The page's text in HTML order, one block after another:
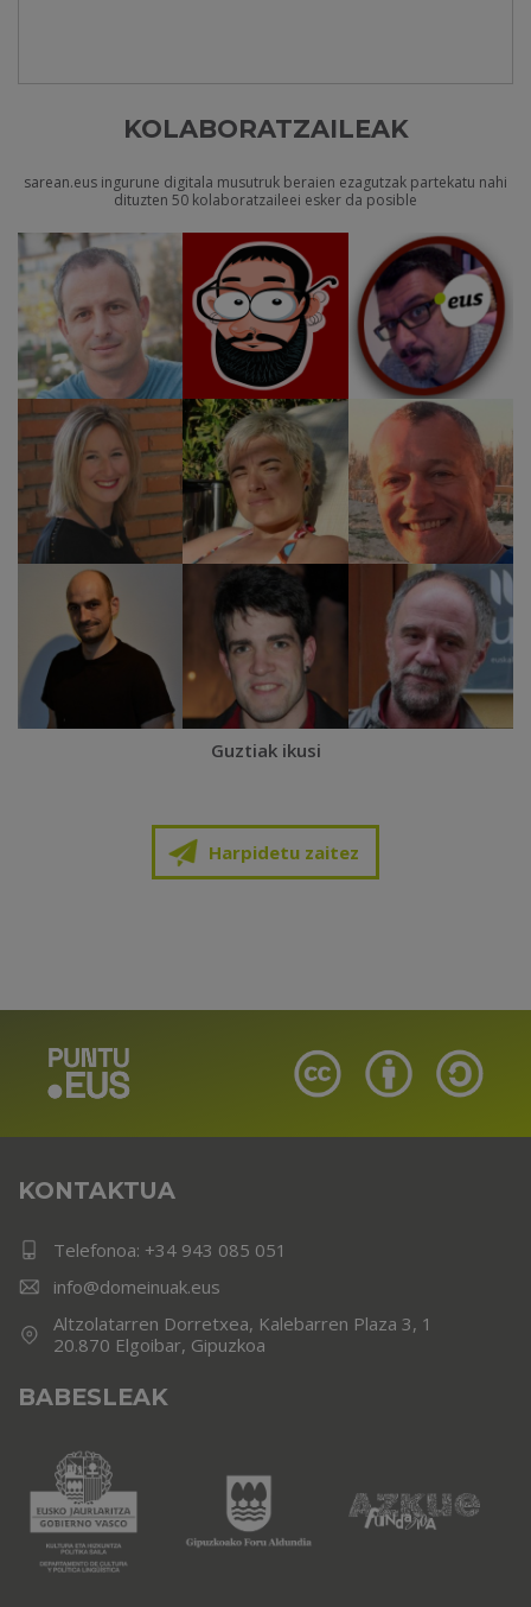
KOLABORATZAILEAK
sarean.eus ingurune digitala musutruk beraien ezagutzak partekatu nahi
dituzten 50 kolaboratzaileei esker da posible
Guztiak ikusi
Harpidetu zaitez
KONTAKTUA
Telefonoa: +34 943 085 051
info@domeinuak.eus
Altzolatarren Dorretxea, Kalebarren Plaza 3, 1
20.870 Elgoibar, Gipuzkoa
BABESLEAK